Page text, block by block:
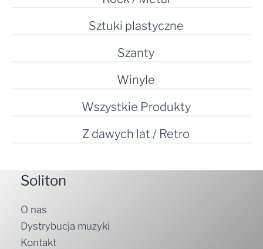
Sztuki plastyczne
Szanty
Winyle
Wszystkie Produkty
Z dawych lat / Retro
Soliton
O nas
Dystrybucja muzyki
Kontakt